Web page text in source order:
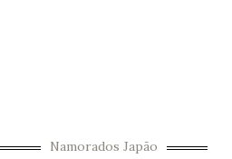
Namorados Japão